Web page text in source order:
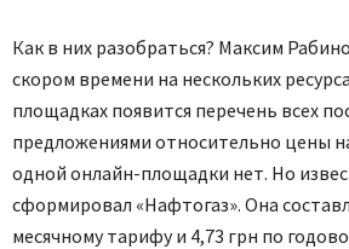
Как в них разобраться? Максим
скором времени на нескольких
площадках появится перечень всех
предложениями относительно цены
одной онлайн-площадки нет. Но
сформировал «Нафто­газ». Она
месячному тарифу и 4,73 грн по